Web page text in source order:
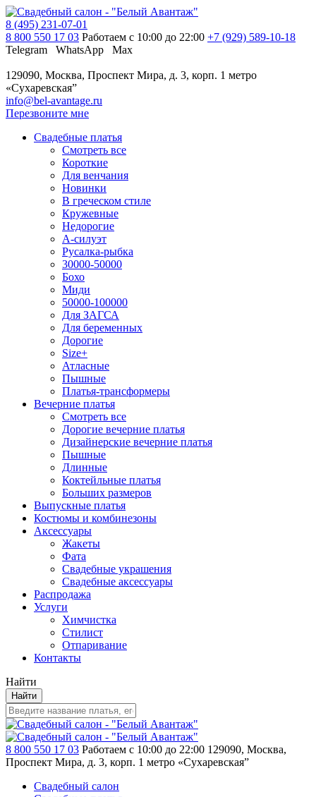
8 (495) 231-07-01
8 800 550 17 03 Работаем с 10:00 до 22:00 +7 (929) 589-10-18
Telegram
WhatsApp Max
129090, Москва, Проспект Мира, д. 3, корп. 1 метро
«Сухаревская”
info@bel-avantage.ru
Перезвоните мне
Свадебные платья
Смотреть все
Короткие
Для венчания
Новинки
В греческом стиле
Кружевные
Недорогие
А-силуэт
Русалка-рыбка
30000-50000
Бохо
Миди
50000-100000
Для ЗАГСА
Для беременных
Дорогие
Size+
Атласные
Пышные
Платья-трансформеры
Вечерние платья
Смотреть все
Дорогие вечерние платья
Дизайнерские вечерние платья
Пышные
Длинные
Коктейльные платья
Больших размеров
Выпускные платья
Костюмы и комбинезоны
Аксессуары
Жакеты
Фата
Свадебные украшения
Свадебные аксессуары
Распродажа
Услуги
Химчистка
Стилист
Отпаривание
Контакты
Найти
Найти
8 800 550 17 03 Работаем с 10:00 до 22:00 129090, Москва,
Проспект Мира, д. 3, корп. 1 метро «Сухаревская”
Свадебный салон